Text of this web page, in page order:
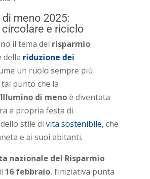
di meno 2025:
e riciclo
il tema del risparmio
della riduzione dei
un ruolo sempre più
punto che la
di menoè diventata
e propria festa di
stile di vita sostenibile, che
e ai suoi abitanti.
nazionale del Risparmio
16 febbraio, l’iniziativa punta